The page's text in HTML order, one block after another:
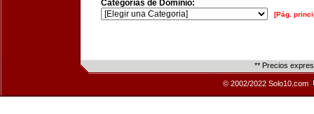
Categorías de Dominio:
[Pág.
** Precios
© 2002/2022 Solo10.com